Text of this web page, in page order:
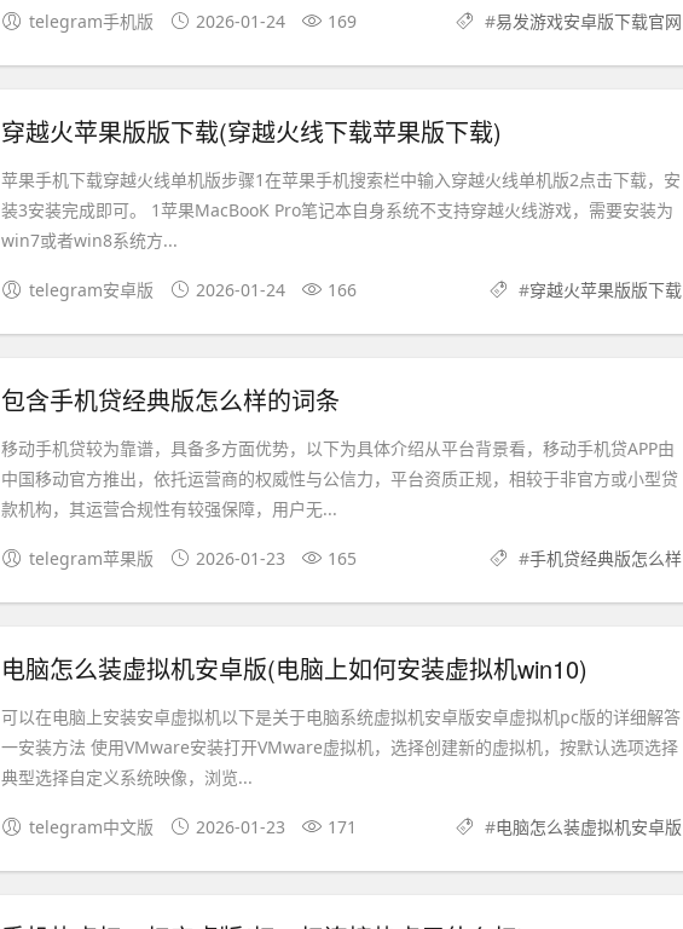
telegram手机版 2026-01-24 169 #易发游戏安卓版下载官网
穿越火苹果版版下载(穿越火线下载苹果版下载)
苹果手机下载穿越火线单机版步骤1在苹果手机搜索栏中输入穿越火线单机版2点击下载，安
装3安装完成即可。 1苹果MacBooK Pro笔记本自身系统不支持穿越火线游戏，需要安装为
win7或者win8系统方...
telegram安卓版 2026-01-24 166 #穿越火苹果版版下载
包含手机贷经典版怎么样的词条
移动手机贷较为靠谱，具备多方面优势，以下为具体介绍从平台背景看，移动手机贷APP由
中国移动官方推出，依托运营商的权威性与公信力，平台资质正规，相较于非官方或小型贷
款机构，其运营合规性有较强保障，用户无...
telegram苹果版 2026-01-23 165 #手机贷经典版怎么样
电脑怎么装虚拟机安卓版(电脑上如何安装虚拟机win10)
可以在电脑上安装安卓虚拟机以下是关于电脑系统虚拟机安卓版安卓虚拟机pc版的详细解答
一安装方法 使用VMware安装打开VMware虚拟机，选择创建新的虚拟机，按默认选项选择
典型选择自定义系统映像，浏览...
telegram中文版 2026-01-23 171 #电脑怎么装虚拟机安卓版